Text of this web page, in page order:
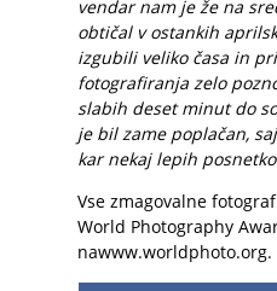
vendar nam je že na
obtičal v ostankih
izgubili veliko časa in
fotografiranja zelo
slabih deset minut do
je bil zame poplačan,
kar nekaj lepih
Vse zmagovalne
World Photography
nawww.worldphoto.org.